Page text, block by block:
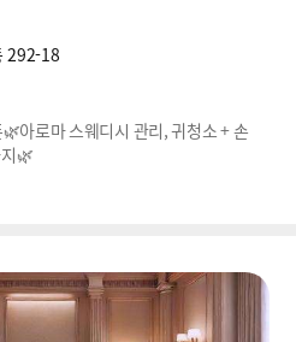
292-18
아로마 스웨디시 관리, 귀청소 + 손
🌿